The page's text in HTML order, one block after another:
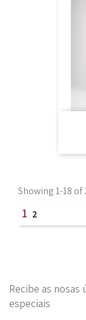
Showing 1-18 of
1 2
Recibe as nosas
especiais